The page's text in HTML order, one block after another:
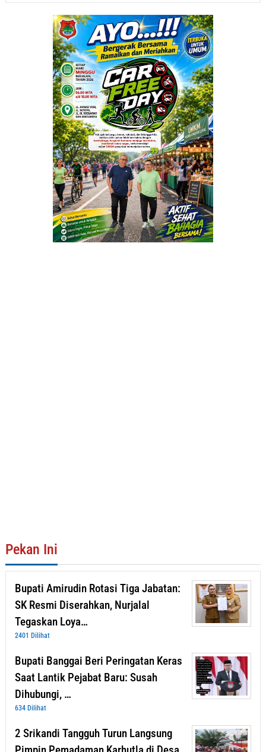
Pekan Ini
Bupati Amirudin Rotasi Tiga Jabatan:
SK Resmi Diserahkan, Nurjalal
Tegaskan Loya…
2401 Dilihat
Bupati Banggai Beri Peringatan Keras
Saat Lantik Pejabat Baru: Susah
Dihubungi, …
634 Dilihat
2 Srikandi Tangguh Turun Langsung